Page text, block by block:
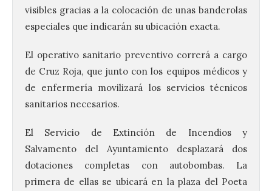
visibles gracias a la colocación de unas banderolas
especiales que indicarán su ubicación exacta.
El operativo sanitario preventivo correrá a cargo
de Cruz Roja, que junto con los equipos médicos y
de enfermería movilizará los servicios técnicos
sanitarios necesarios.
El Servicio de Extinción de Incendios y
Salvamento del Ayuntamiento desplazará dos
dotaciones completas con autobombas. La
primera de ellas se ubicará en la plaza del Poeta